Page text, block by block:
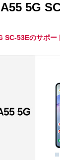
5G
SC-53Eのサポー